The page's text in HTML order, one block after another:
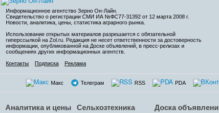
Информационное агентство Зерно Он-Лайн
Свидетельство о регистрации СМИ ИА №ФС77-31392 от 12 марта 2008 г.
Новости, аналитика, цены, статистика аграрного рынка.
Использование открытых материалов разрешается с обязательной
гиперссылкой на Zol.ru. Редакция не несет ответственности за достоверность
информации, опубликованной на Доске объявлений, в пресс-релизах и
сообщениях других информационных агентств.
Контакты
Подписка Реклама
Макс Телеграм RSS PDA
Аналитика и цены Сельхозтехника Доска